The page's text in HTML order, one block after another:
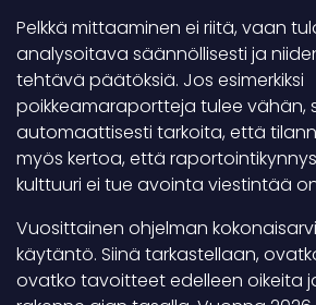
Pelkkä mittaaminen ei riitä, vaan
analysoitava säännöllisesti ja
tehtävä päätöksiä. Jos esimerkiksi
poikkeamaraportteja tulee vähän,
automaattisesti tarkoita, että
myös kertoa, että
kulttuuri ei tue avointa viestintää
Vuosittainen ohjelman
käytäntö. Siinä tarkastellaan,
ovatko tavoitteet edelleen oikeita